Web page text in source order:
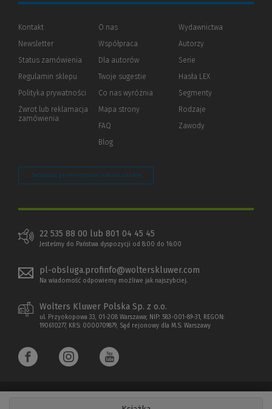
Kontakt
Newsletter
Status zamówienia
Regulamin sklepu
Polityka prywatności (Nowe
(Link
innej
Zwrot lub reklamacja
zamówienia
O nas
Współpraca
Dla autorów(Nowe
(Link
innej
strony)
Twoje sugestie
Co nas wyróżnia
Mapa strony
FAQ
Blog
Wydawnictwa
Autorzy
Serie
Hasła LEX
Segmenty
Rodzaje
Zawody
Zarządzaj preferencjami plików cookie
22 535 88 00 lub 801 04 45 45
Jesteśmy do Państwa dyspozycji od 8:00 do 16:00
pl-obsluga.profinfo@wolterskluwer.com
Na wiadomość odpowiemy możliwe jak najszybciej.
Wolters Kluwer Polska Sp. z o.o.
ul. Przyokopowa 33, 01-208 Warszawa; NIP: 583-001-89-31, REGON:
190610277, KRS: 0000709879, Sąd rejonowy dla M.S. Warszawy